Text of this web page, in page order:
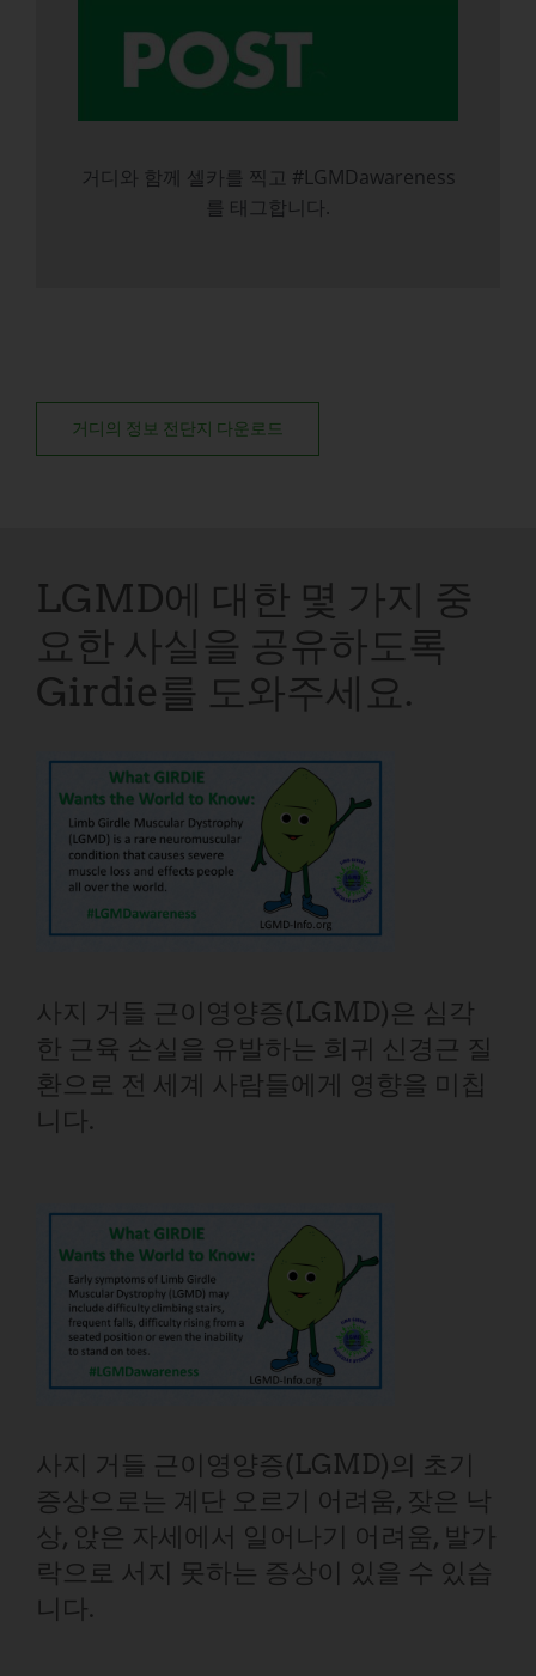
거디와 함께 셀카를 찍고 #LGMDawareness
를 태그합니다.
거디의 정보 전단지 다운로드
LGMD에 대한 몇 가지 중
요한 사실을 공유하도록
Girdie를 도와주세요.
사지 거들 근이영양증(LGMD)은 심각
한 근육 손실을 유발하는 희귀 신경근 질
환으로 전 세계 사람들에게 영향을 미칩
니다.
사지 거들 근이영양증(LGMD)의 초기
증상으로는 계단 오르기 어려움, 잦은 낙
상, 앉은 자세에서 일어나기 어려움, 발가
락으로 서지 못하는 증상이 있을 수 있습
니다.